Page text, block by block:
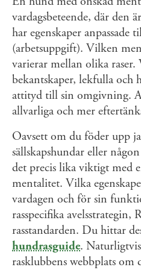
vardagsbeteende, där den
har egenskaper anpassade
(arbetsuppgift). Vilken
varierar mellan olika raser.
bekantskaper, lekfulla och
attityd till sin omgivning.
allvarliga och mer
Oavsett om du föder upp
sällskapshundar eller
det precis lika viktigt med
mentalitet. Vilka
vardagen och för sin
rasspecifika avelsstrategin,
rasstandarden. Du hittar
hundrasguide.
rasklubbens webbplats om